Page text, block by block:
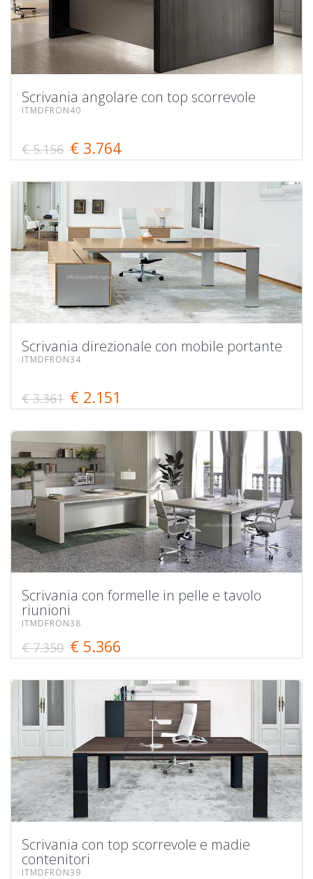
Scrivania angolare con top scorrevole
ITMDFRON40
€ 5.156 € 3.764
Scrivania direzionale con mobile portante
ITMDFRON34
€ 3.361 € 2.151
Scrivania con formelle in pelle e tavolo
riunioni
ITMDFRON38
€ 7.350 € 5.366
Scrivania con top scorrevole e madie
contenitori
ITMDFRON39